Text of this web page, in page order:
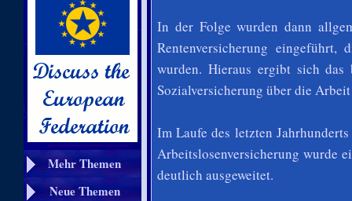
Mehr Themen
Neue Themen
In der Folge wurden dann
Rentenversicherung
wurden. Hieraus ergibt sich das
Sozialversicherung über die
Im Laufe des letzten
Arbeitslosenversicherung wurde
deutlich ausgeweitet.